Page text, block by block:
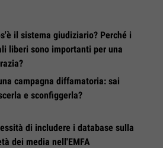
il sistema giudiziario? Perché i
liberi sono importanti per una
campagna diffamatoria: sai
e sconfiggerla?
di includere i database sulla
dei media nell'EMFA